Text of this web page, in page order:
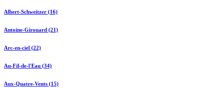
Albert-Schweitzer (16)
Antoine-Girouard (21)
Arc-en-ciel (22)
Au-Fil-de-l'Eau (34)
Aux-Quatre-Vents (15)